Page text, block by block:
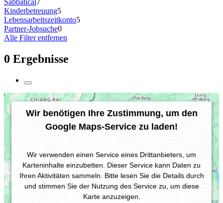
Kinderbetreuung5
Lebensarbeitszeitkonto5
Partner-Jobsuche0
Alle Filter entfernen
0 Ergebnisse
Wir benötigen Ihre Zustimmung, um den
Google Maps-Service zu laden!
Wir verwenden einen Service eines Drittanbieters, um
Karteninhalte einzubetten. Dieser Service kann Daten zu
Ihren Aktivitäten sammeln. Bitte lesen Sie die Details durch
und stimmen Sie der Nutzung des Service zu, um diese
Karte anzuzeigen.